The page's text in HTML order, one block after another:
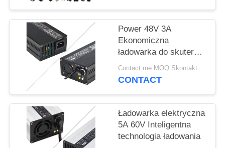
Power 48V 3A
Ekonomiczna
ładowarka do skutera
elektrycznego do jazdyContact me MOQ:Skontaktuj się ze mną
CONTACT
Ładowarka elektryczna
5A 60V Inteligentna
technologia ładowania